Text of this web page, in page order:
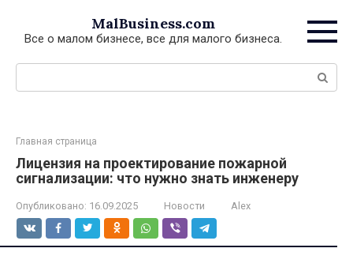
контенту
MalBusiness.com
Все о малом бизнесе, все для малого бизнеса.
Поиск:
Главная страница
Лицензия на проектирование пожарной
сигнализации: что нужно знать инженеру
Опубликовано: 16.09.2025 Новости Alex